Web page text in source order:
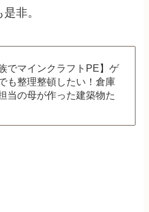
非。
族でマインクラフトPE】ゲ
も整理整頓したい！倉庫
当の母が作った建築物た